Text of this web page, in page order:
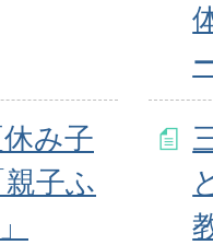
み子
子ふ